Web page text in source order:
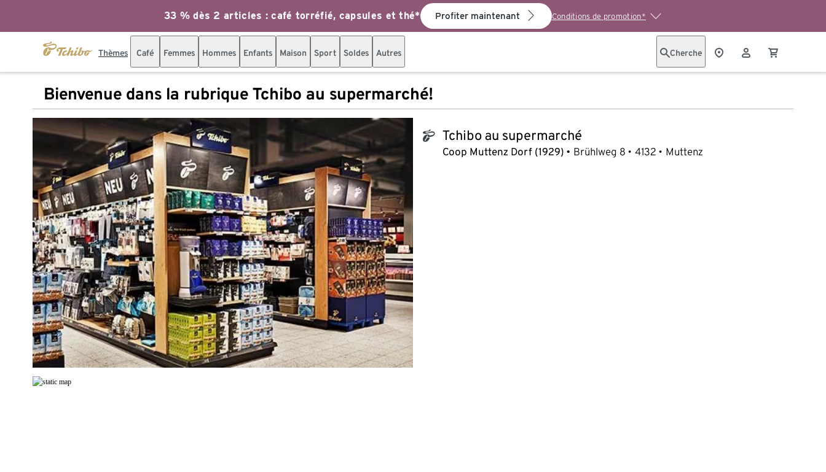
33 % dès 2 articles : café torréfié, capsules et thé* Profiter maintenant Conditions de promotion*
Thèmes Café Femmes Hommes Enfants Maison Sport Soldes Autres Cherche
Bienvenue dans la rubrique Tchibo au supermarché!
tchibo_logo Tchibo au supermarché
Coop Muttenz Dorf (1929) Brühlweg 8 4132 Muttenz